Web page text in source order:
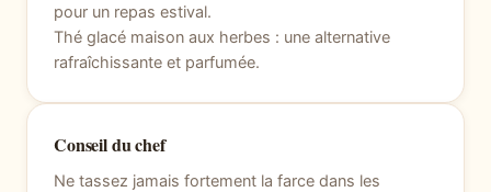
pour un repas estival.
Thé glacé maison aux herbes : une alternative
rafraîchissante et parfumée.
Conseil du chef
Ne tassez jamais fortement la farce dans les